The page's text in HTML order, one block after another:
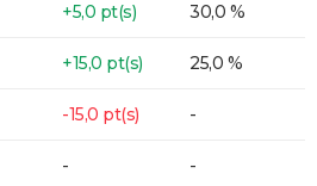
+5,0 pt(s) 30,0 %
+15,0 pt(s) 25,0 %
-15,0 pt(s) -
- -